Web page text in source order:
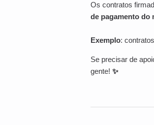
Os contratos
de pagamento do
Exemplo:
Se precisar de
gente! ✨